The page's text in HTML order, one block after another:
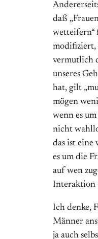
daß
wetteifern“
modifiziert,
vermutlich
unseres
hat, gilt
mögen
wenn es
nicht
das ist
es um die
auf wen
Interaktion
Ich denke,
Männer
ja auch